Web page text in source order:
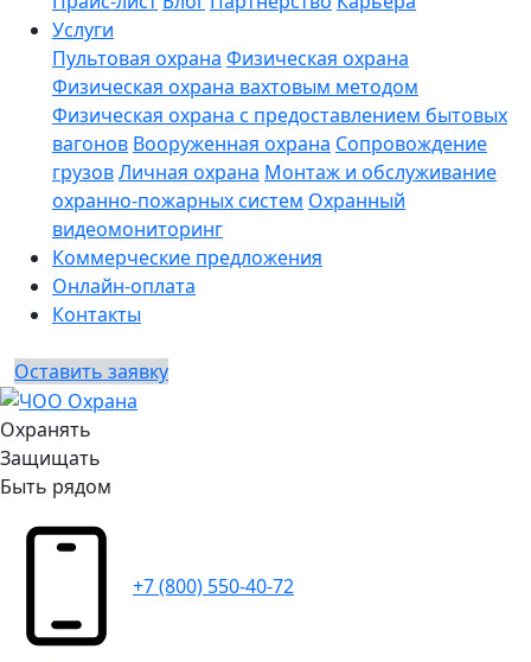
Услуги
Пультовая охрана Физическая охрана
Физическая охрана вахтовым методом
Физическая охрана с предоставлением бытовых
вагонов Вооруженная охрана Сопровождение
грузовЛичная охрана Монтаж и обслуживание
охранно-пожарных систем Охранный
видеомониторинг
Коммерческие предложения
Онлайн-оплата
Контакты
Оставить заявку
Охранять
Защищать
Быть рядом
+7 (800) 550-40-72